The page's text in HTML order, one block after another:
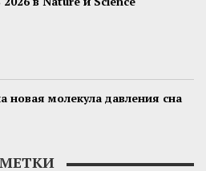
новая молекула давления сна
МЕТКИ